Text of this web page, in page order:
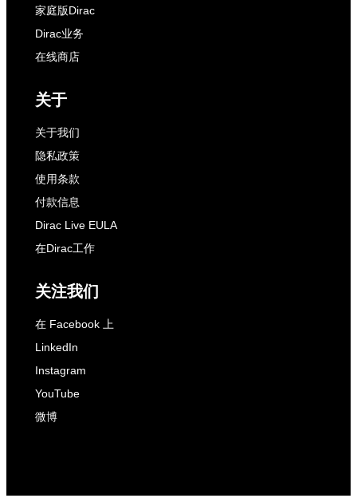
家庭版Dirac
Dirac业务
在线商店
关于
关于我们
隐私政策
使用条款
付款信息
Dirac Live EULA
在Dirac工作
关注我们
在 Facebook 上
LinkedIn
Instagram
YouTube
微博